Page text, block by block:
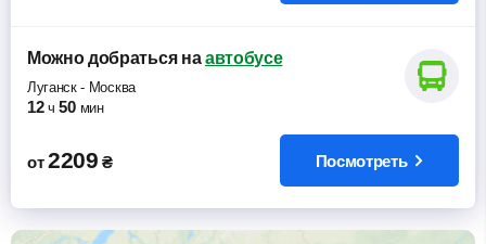
Можно добратьсяна автобусе
Луганск- Москва
12 ч 50 мин
от 2209 ₴ Посмотреть